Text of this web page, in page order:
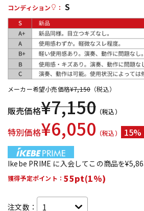
中古
コンディション
： S
メーカー希望小売価格¥7,150 （税込）
販売価格¥7,150 （税込）
特別価格¥6,050 （税込） 15%
Ikebe PRIME に入会してこの商品を
獲得予定ポイント： 55pt(1%)
注文数：